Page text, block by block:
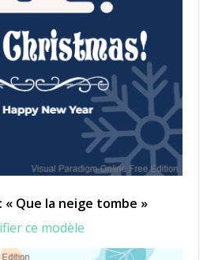
Que la neige tombe »
ce modèle